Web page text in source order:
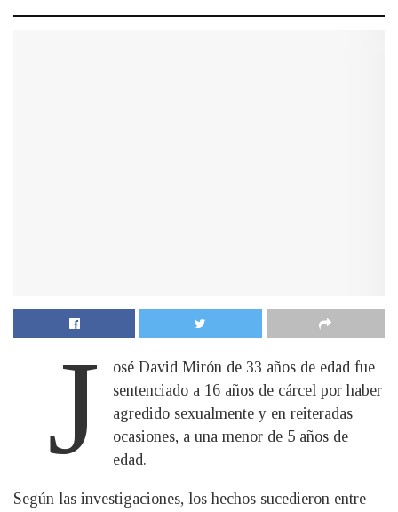
J
osé David Mirón de 33 años de edad fue
sentenciado a 16 años de cárcel por haber
agredido sexualmente y en reiteradas
ocasiones, a una menor de 5 años de
edad.
Según las investigaciones, los hechos sucedieron entre